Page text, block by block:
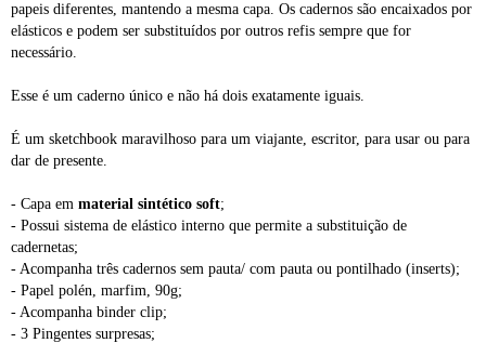
papeis diferentes, mantendo a mesma capa. Os cadernos são encaixados por
elásticos e podem ser substituídos por outros refis sempre que for
necessário.
Esse é um caderno único e não há dois exatamente iguais.
É um sketchbook maravilhoso para um viajante, escritor, para usar ou para
dar de presente.
- Capa em material sintético soft;
- Possui sistema de elástico interno que permite a substituição de
cadernetas;
- Acompanha três cadernos sem pauta/ com pauta ou pontilhado (inserts);
- Papel polén, marfim, 90g;
- Acompanha binder clip;
- 3 Pingentes surpresas;